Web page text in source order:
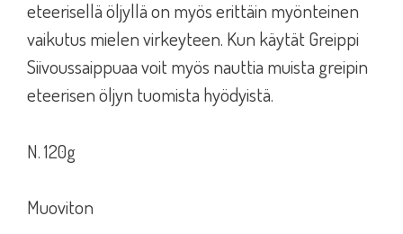
eteerisellä öljyllä on myös erittäin myönteinen
vaikutus mielen virkeyteen. Kun käytät Greippi
Siivoussaippuaa voit myös nauttia muista greipin
eteerisen öljyn tuomista hyödyistä.
N. 120g
Muoviton